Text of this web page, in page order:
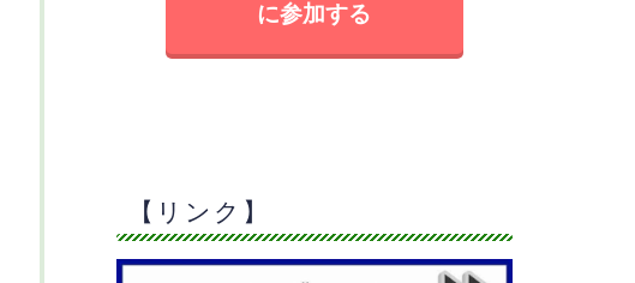
に参加する
【リンク】